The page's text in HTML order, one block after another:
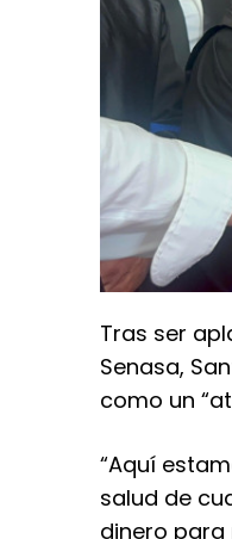
Tras ser
Senasa,
como un
“Aquí
salud de
dinero para